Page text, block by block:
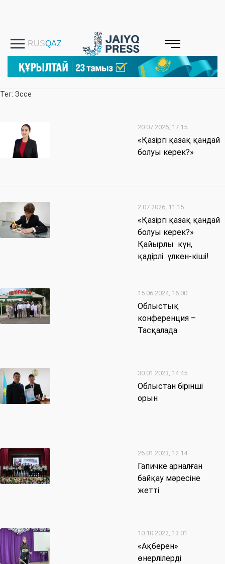
Тег: Эссе
20.07.2026, 17:15
«Қазіргі қазақ қандай
болуы керек?»
2.07.2026, 11:15
«Қазіргі қазақ қандай
болуы керек?»
Қайырлы күн,
қадірлі үлкен-кіші!
15.06.2024, 16:00
Облыстық
конференция –
Тасқалада
30.01.2023, 14:45
Облыстан бірінші
орын
26.01.2023, 12:14
Гапичке арналған
байқау мәресіне
жетті
10.10.2022, 13:01
«Ақберен»
өнерлілерді